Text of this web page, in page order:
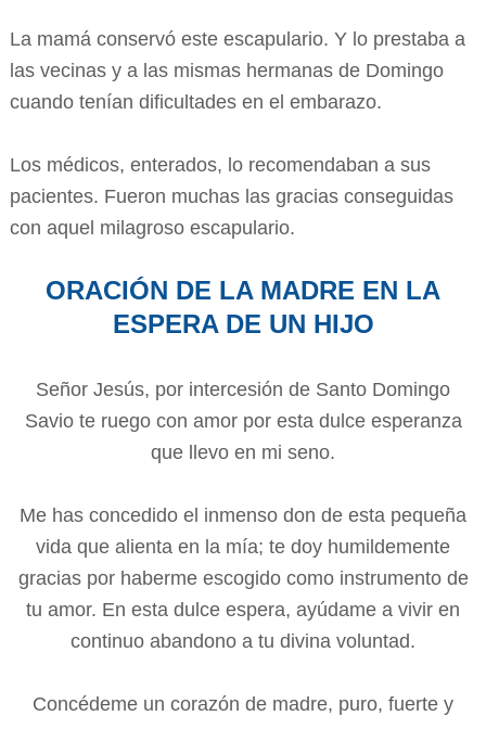
La mamá conservó este escapulario. Y lo prestaba a
las vecinas y a las mismas hermanas de Domingo
cuando tenían dificultades en el embarazo.
Los médicos, enterados, lo recomendaban a sus
pacientes. Fueron muchas las gracias conseguidas
con aquel milagroso escapulario.
ORACIÓN DE LA MADRE EN LA
ESPERA DE UN HIJO
Señor Jesús, por intercesión de Santo Domingo
Savio te ruego con amor por esta dulce esperanza
que llevo en mi seno.
Me has concedido el inmenso don de esta pequeña
vida que alienta en la mía; te doy humildemente
gracias por haberme escogido como instrumento de
tu amor. En esta dulce espera, ayúdame a vivir en
continuo abandono a tu divina voluntad.
Concédeme un corazón de madre, puro, fuerte y